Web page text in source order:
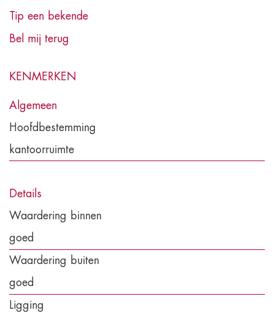
Tip een bekende
Bel mij terug
KENMERKEN
Algemeen
Hoofdbestemming
kantoorruimte
Details
Waardering binnen
goed
Waardering buiten
goed
Ligging